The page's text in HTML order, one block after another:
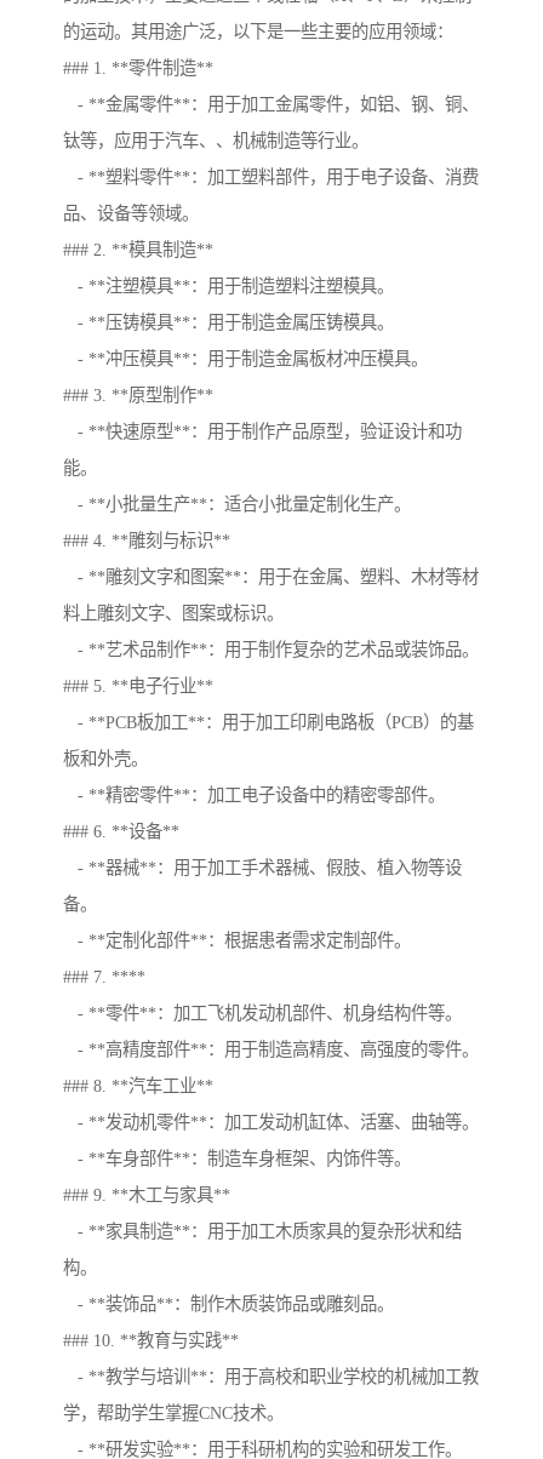
的运动。其用途广泛，以下是一些主要的应用领域：
### 1. **零件制造**
- **金属零件**：用于加工金属零件，如铝、钢、铜、
钛等，应用于汽车、、机械制造等行业。
- **塑料零件**：加工塑料部件，用于电子设备、消费
品、设备等领域。
### 2. **模具制造**
- **注塑模具**：用于制造塑料注塑模具。
- **压铸模具**：用于制造金属压铸模具。
- **冲压模具**：用于制造金属板材冲压模具。
### 3. **原型制作**
- **快速原型**：用于制作产品原型，验证设计和功
能。
- **小批量生产**：适合小批量定制化生产。
### 4. **雕刻与标识**
- **雕刻文字和图案**：用于在金属、塑料、木材等材
料上雕刻文字、图案或标识。
- **艺术品制作**：用于制作复杂的艺术品或装饰品。
### 5. **电子行业**
- **PCB板加工**：用于加工印刷电路板（PCB）的基
板和外壳。
- **精密零件**：加工电子设备中的精密零部件。
### 6. **设备**
- **器械**：用于加工手术器械、假肢、植入物等设
备。
- **定制化部件**：根据患者需求定制部件。
### 7. ****
- **零件**：加工飞机发动机部件、机身结构件等。
- **高精度部件**：用于制造高精度、高强度的零件。
### 8. **汽车工业**
- **发动机零件**：加工发动机缸体、活塞、曲轴等。
- **车身部件**：制造车身框架、内饰件等。
### 9. **木工与家具**
- **家具制造**：用于加工木质家具的复杂形状和结
构。
- **装饰品**：制作木质装饰品或雕刻品。
### 10. **教育与实践**
- **教学与培训**：用于高校和职业学校的机械加工教
学，帮助学生掌握CNC技术。
- **研发实验**：用于科研机构的实验和研发工作。